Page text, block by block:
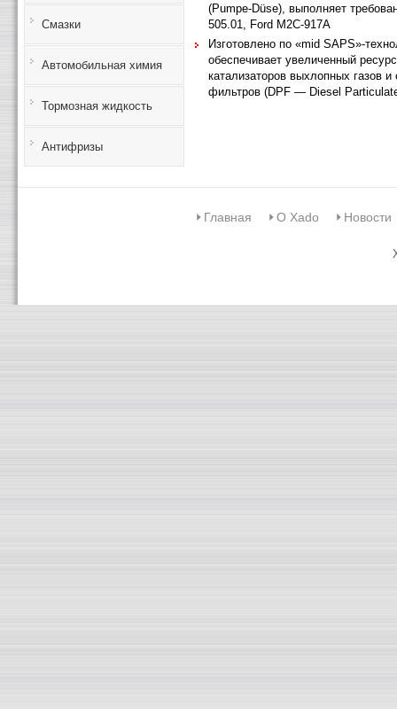
Смазки
Автомобильная химия
Тормозная жидкость
Антифризы
(Pumpe-Düse), выполняет
505.01, Ford M2C-917A
Изготовлено по «mid SAPS»-
обеспечивает увеличенный ресурс
катализаторов выхлопных газов
фильтров (DPF — Diesel
Главная О Xado Новости